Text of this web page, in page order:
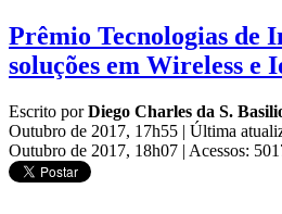
Prêmio Tecnologias de
soluções em Wireless e
Escrito porDiego Charles da S.
Outubro de 2017, 17h55 | Última
Outubro de 2017, 18h07 | Acessos: